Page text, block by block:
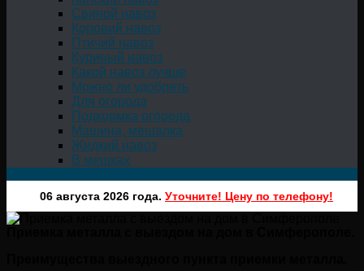
Свиной навоз
Коровий навоз
Птичий навоз
Куриный навоз
Какой навоз лучше
Можно ли удобрять
Для огорода
Подкормка огорода
Машина, мешалка
Жидкий навоз
В мешках
06 августа 2026 года. Уточните! Цену по телефону!